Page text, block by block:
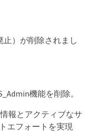
止）が削除されまし
機能を削除。
報とアクティブなサ
エフォートを実現